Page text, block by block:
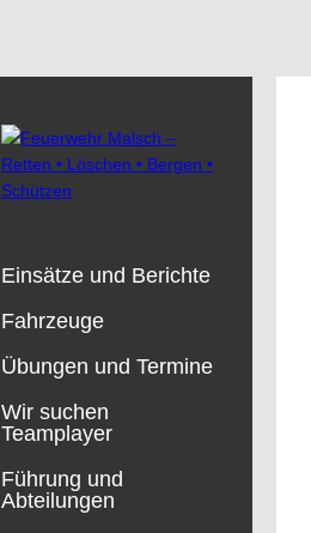
Einsätze und Berichte
Fahrzeuge
Übungen und Termine
Wir suchen
Teamplayer
Führung und
Abteilungen